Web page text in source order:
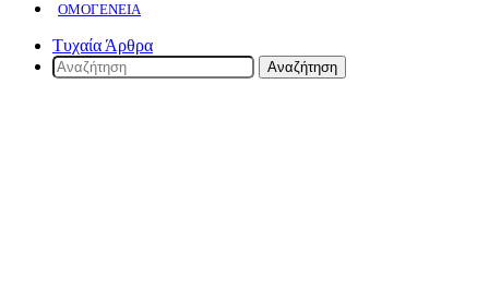
ΟΜΟΓΈΝΕΙΑ
Τυχαία Άρθρα
Αναζήτηση